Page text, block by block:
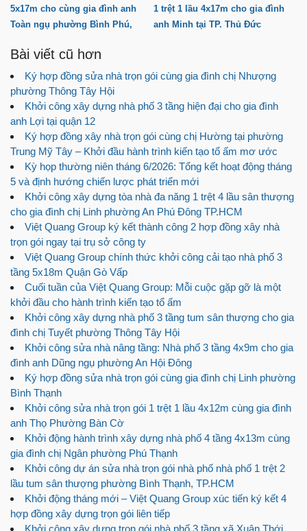
5x17m cho cùng gia đình anh
Toàn ngụ phường Bình Phú,
1 trệt 1 lầu 4x17m cho gia đình
anh Minh tại TP. Thủ Đức
Bài viết cũ hơn
Ký hợp đồng sửa nhà trọn gói cùng gia đình chị Nhượng
phường Thông Tây Hội
Khởi công xây dựng nhà phố 3 tầng hiện đại cho gia đình
anh Lợi tại quận 12
Ký hợp đồng xây nhà trọn gói cùng chị Hường tại phường
Trung Mỹ Tây – Khởi đầu hành trình kiến tạo tổ ấm mơ ước
Kỳ họp thường niên tháng 6/2026: Tổng kết hoạt động tháng
5 và định hướng chiến lược phát triển mới
Khởi công xây dựng tòa nhà đa năng 1 trệt 4 lầu sân thượng
cho gia đình chị Linh phường An Phú Đông TP.HCM
Việt Quang Group ký kết thành công 2 hợp đồng xây nhà
trọn gói ngay tại trụ sở công ty
Việt Quang Group chính thức khởi công cải tạo nhà phố 3
tầng 5x18m Quận Gò Vấp
Cuối tuần của Việt Quang Group: Mỗi cuộc gặp gỡ là một
khởi đầu cho hành trình kiến tạo tổ ấm
Khởi công xây dựng nhà phố 3 tầng tum sân thượng cho gia
đình chị Tuyết phường Thông Tây Hội
Khởi công sửa nhà nâng tầng: Nhà phố 3 tầng 4x9m cho gia
đình anh Dũng ngụ phường An Hội Đông
Ký hợp đồng sửa nhà trọn gói cùng gia đình chị Linh phường
Bình Thạnh
Khởi công sửa nhà trọn gói 1 trệt 1 lầu 4x12m cùng gia đình
anh Thọ Phường Bàn Cờ
Khởi động hành trình xây dựng nhà phố 4 tầng 4x13m cùng
gia đình chị Ngân phường Phú Thạnh
Khởi công dự án sửa nhà trọn gói nhà phố nhà phố 1 trệt 2
lầu tum sân thượng phường Bình Thạnh, TP.HCM
Khởi động tháng mới – Việt Quang Group xúc tiến ký kết 4
hợp đồng xây dựng trọn gói liên tiếp